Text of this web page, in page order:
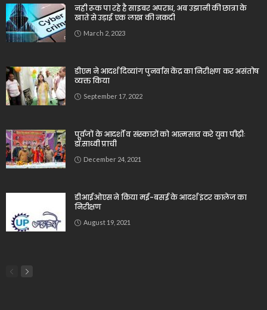
नही रूक पा रहे है साइबर अपराध, अब उझानी की छात्रा के
खाते से उड़ाई एक लाख की नकदी
March 2, 2023
डीएम ने आदर्श दिव्यांग पुनर्वास केंद्र का निरीक्षण कर असंतोष
व्यक्त किया
September 17, 2022
पूर्वजों के आदर्शों व संस्कारों को आत्मसात करे युवा पीढ़ीः
डॉ.साध्वी प्राची
December 24, 2021
डीआईओएस ने किया मई-बसई के आदर्श इंटर कालेज का
निरीक्षण
August 19, 2021